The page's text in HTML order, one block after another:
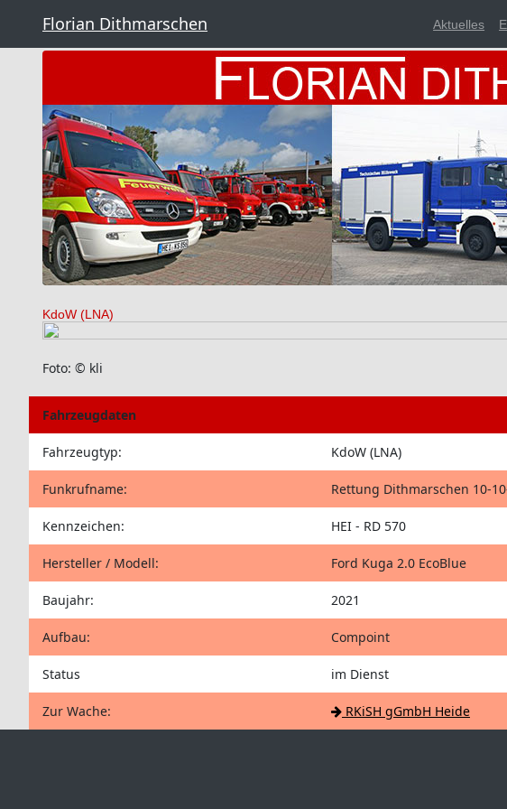
Florian Dithmarschen Aktuelles
KdoW (LNA)
Foto: © kli
Fahrzeugdaten
Fahrzeugtyp: KdoW (LNA)
Funkrufname: Rettung Dithmarschen 10-
Kennzeichen: HEI - RD 570
Hersteller / Modell: Ford Kuga 2.0 EcoBlue
Baujahr: 2021
Aufbau: Compoint
Status im Dienst
Zur Wache: RKiSH gGmbH Heide